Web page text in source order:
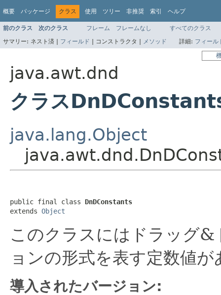
概要 パッケージ クラス 使用 ツリー 非推奨 索引 ヘルプ
前のクラス 次のクラス フレーム フレームなし
すべてのクラス
サマリー: ネスト済 | フィールド | コンストラクタ | メソッド 詳細: フィール
java.awt.dnd
クラス
java.lang.Object
public final class DnDConstants
extends Object
このクラスにはドラッグ
ョンの形式を表す定数値
導入されたバージョン: